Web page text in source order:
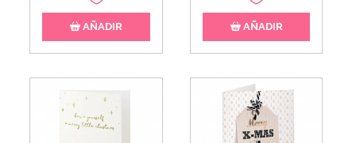
AÑADIR AÑADIR